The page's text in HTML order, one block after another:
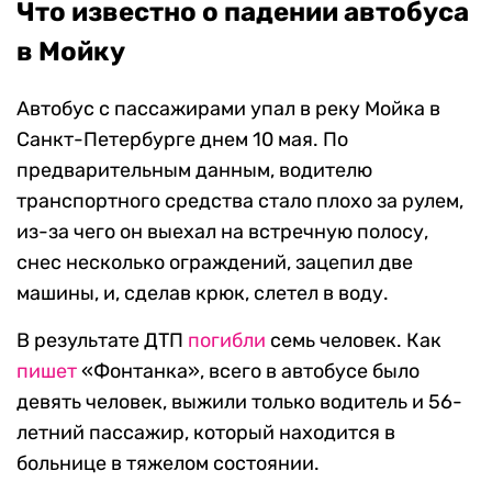
Что известно о падении автобуса
в Мойку
Автобус с пассажирами упал в реку Мойка в
Санкт-Петербурге днем 10 мая. По
предварительным данным, водителю
транспортного средства стало плохо за рулем,
из-за чего он выехал на встречную полосу,
снес несколько ограждений, зацепил две
машины, и, сделав крюк, слетел в воду.
В результате ДТП погибли семь человек. Как
пишет«Фонтанка», всего в автобусе было
девять человек, выжили только водитель и 56-
летний пассажир, который находится в
больнице в тяжелом состоянии.